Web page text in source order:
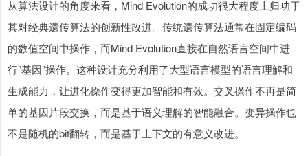
从算法设计的角度来看，Mind Evolution的成功很大程度上归功于
其对经典遗传算法的创新性改进。传统遗传算法通常在固定编码
的数值空间中操作，而Mind Evolution直接在自然语言空间中进
行"基因"操作。这种设计充分利用了大型语言模型的语言理解和
生成能力，让进化操作变得更加智能和有效。交叉操作不再是简
单的基因片段交换，而是基于语义理解的智能融合。变异操作也
不是随机的bit翻转，而是基于上下文的有意义改进。